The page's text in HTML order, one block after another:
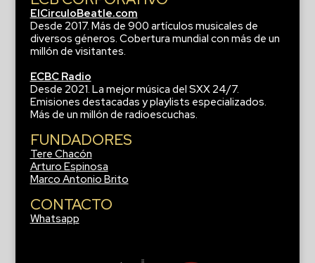
ElCirculoBeatle.com
Desde 2017. Más de 900 artículos musicales de
diversos géneros. Cobertura mundial con más de un
millón de visitantes.
ECBC Radio
Desde 2021. La mejor música del SXX 24/7.
Emisiones destacadas y playlists especializados.
Más de un millón de radioescuchas.
FUNDADORES
Tere Chacón
Arturo Espinosa
Marco Antonio Brito
CONTACTO
Whatsapp